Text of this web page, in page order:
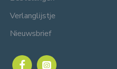
Verlanglijstje
Nieuwsbrief